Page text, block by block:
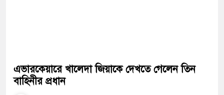
এভারকেয়ারে খালেদা জিয়াকে দেখতে গেলেন তিন
বাহিনীর প্রধান